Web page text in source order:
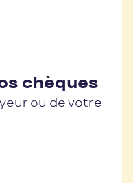
chèques
ou de votre